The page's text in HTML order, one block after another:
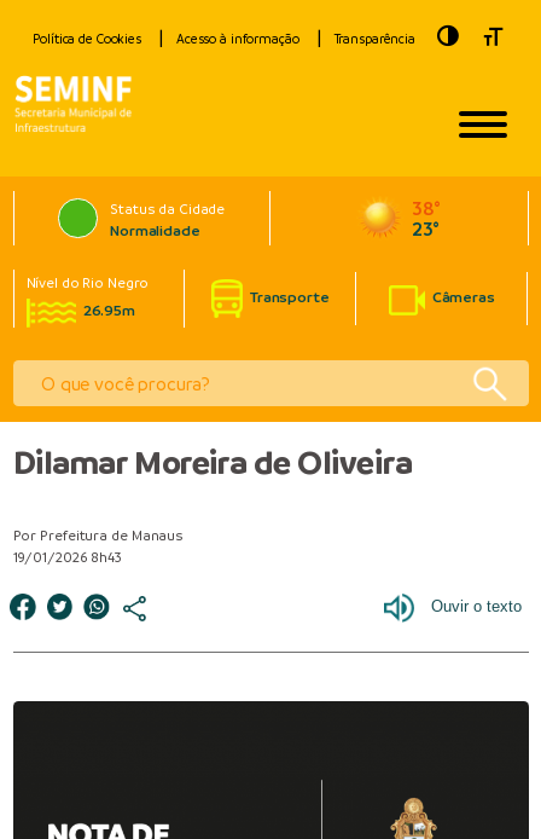
Política de Cookies Acesso à informação Transparência Toggle
Status da Cidade
Normalidade
38°
23°
Nível do Rio Negro
26.95m
Transporte Câmeras
Dilamar Moreira de Oliveira
Por Prefeitura de Manaus
19/01/2026 8h43